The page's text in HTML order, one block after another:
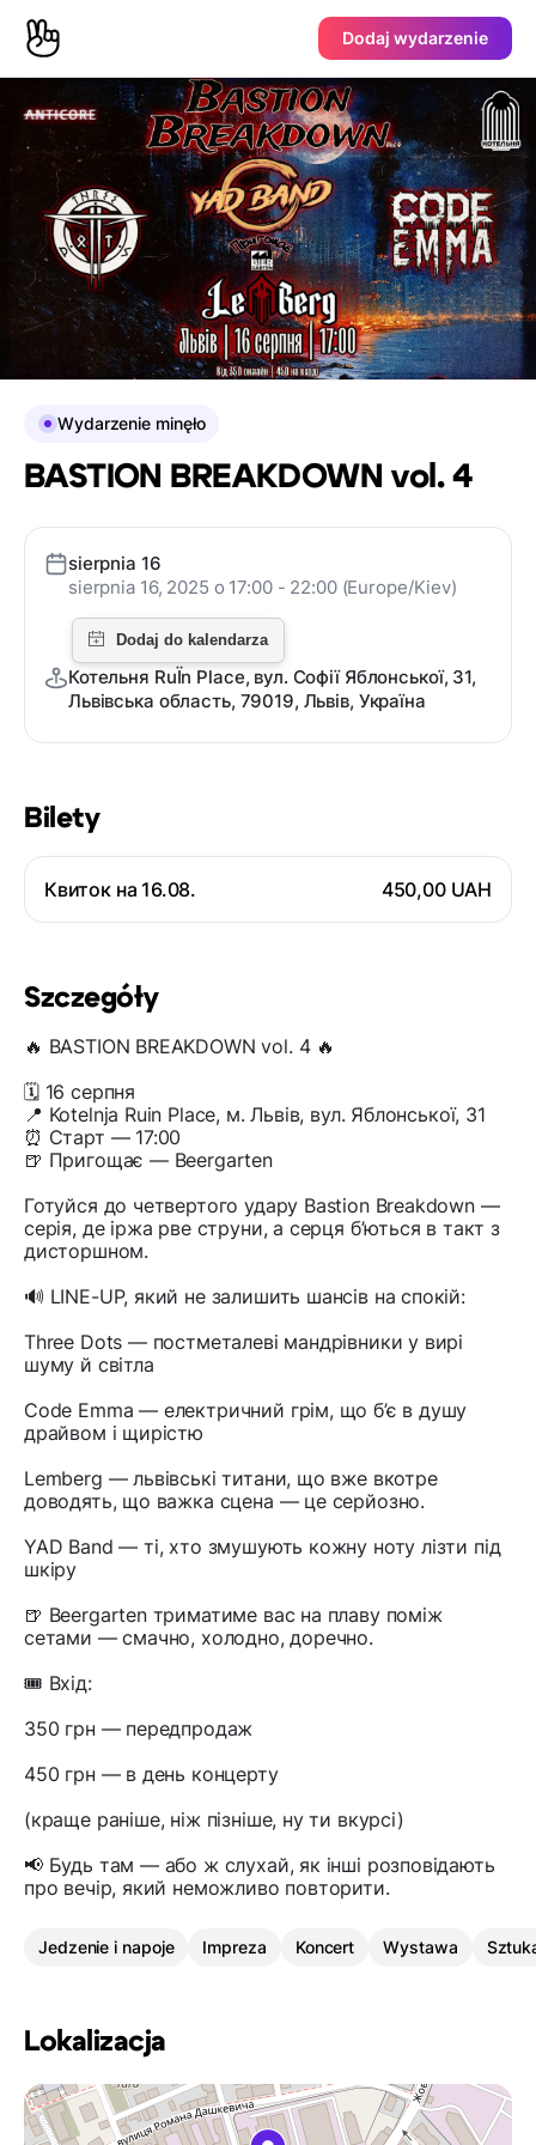
Dodaj wydarzenie
Bilety
Квиток на 16.08. 450,00 UAH
Szczegóły
🔥 BASTION BREAKDOWN vol. 4 🔥
🗓 16 серпня
📍 Kotelnja Ruin Place, м. Львів, вул. Яблонської, 31
⏰ Старт — 17:00
🍺 Пригощає — Beergarten
Готуйся до четвертого удару Bastion Breakdown —
серія, де іржа рве струни, а серця б’ються в такт з
дисторшном.
🔊 LINE-UP, який не залишить шансів на спокій:
Three Dots — постметалеві мандрівники у вирі
шуму й світла
Code Emma — електричний грім, що б’є в душу
драйвом і щирістю
Lemberg — львівські титани, що вже вкотре
доводять, що важка сцена — це серйозно.
YAD Band — ті, хто змушують кожну ноту лізти під
шкіру
🍺 Beergarten триматиме вас на плаву поміж
сетами — смачно, холодно, доречно.
🎟 Вхід:
350 грн — передпродаж
450 грн — в день концерту
(краще раніше, ніж пізніше, ну ти вкурсі)
📢 Будь там — або ж слухай, як інші розповідають
про вечір, який неможливо повторити.
Jedzenie i napoje Impreza Koncert Wystawa
Lokalizacja
Wydarzenie minęło
BASTION BREAKDOWN vol. 4
sierpnia 16
sierpnia 16, 2025 o 17:00 - 22:00 (Europe/Kiev)
Котельня RuЇn Place, вул. Софії Яблонської, 31,
Львівська область, 79019, Львів, Україна